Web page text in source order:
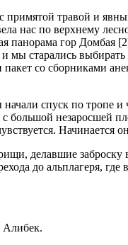
травой и
нас по верхнему
панорама гор Домбая
старались
со сборниками
спуск по тропе
незаросшей
Начинается
делавшие заброску
до альплагеря,
Алибек.